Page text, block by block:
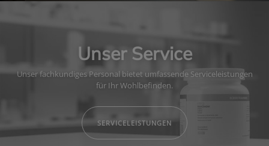
Unser Service
Unser fachkundiges Personal bietet umfassende Serviceleistungen
für Ihr Wohlbefinden.
SERVICELEISTUNGEN